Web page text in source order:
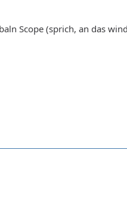
Scope (sprich, an das